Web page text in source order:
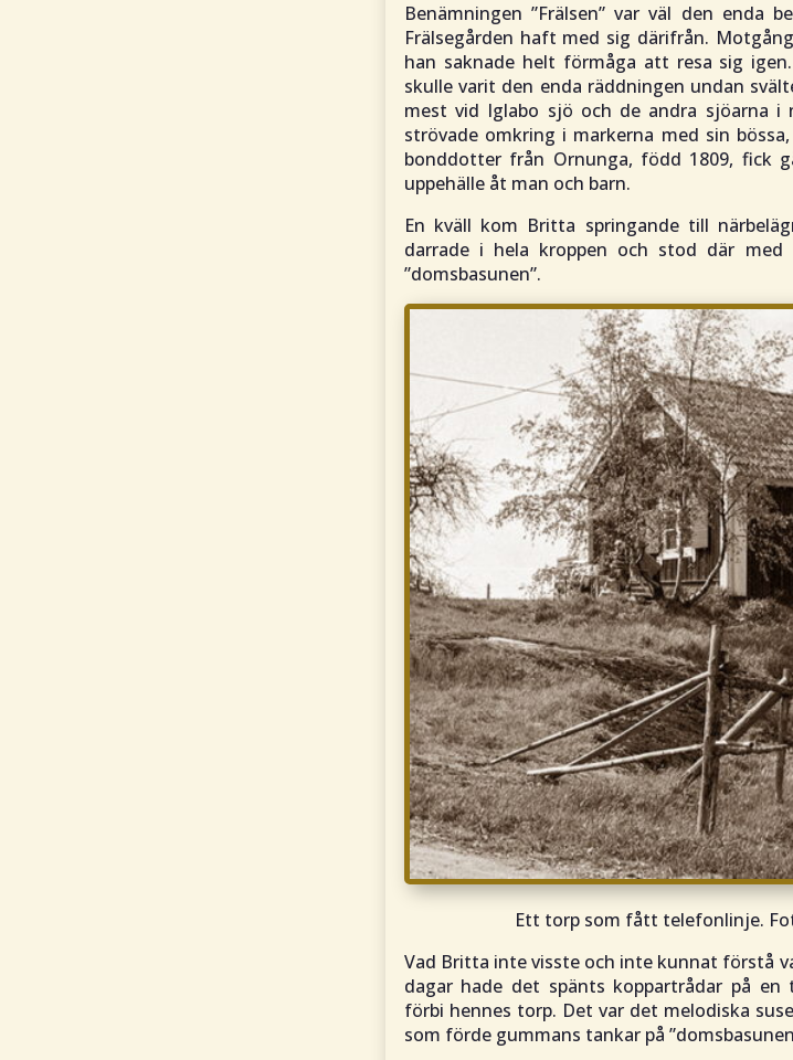
Benämningen ”Frälsen” var väl den enda
Frälsegården haft med sig därifrån.
han saknade helt förmåga att resa sig
skulle varit den enda räddningen undan
mest vid Iglabo sjö och de andra sjöarna i
strövade omkring i markerna med sin
bonddotter från Ornunga, född 1809, fick
uppehälle åt man och barn.
En kväll kom Britta springande till
darrade i hela kroppen och stod där
”domsbasunen”.
Ett torp som fått telefonlinje.
Vad Britta inte visste och inte kunnat förstå
dagar hade det spänts koppartrådar på
förbi hennes torp. Det var det melodiska
som förde gummans tankar på